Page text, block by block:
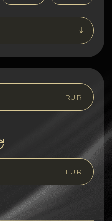
RUR
EUR